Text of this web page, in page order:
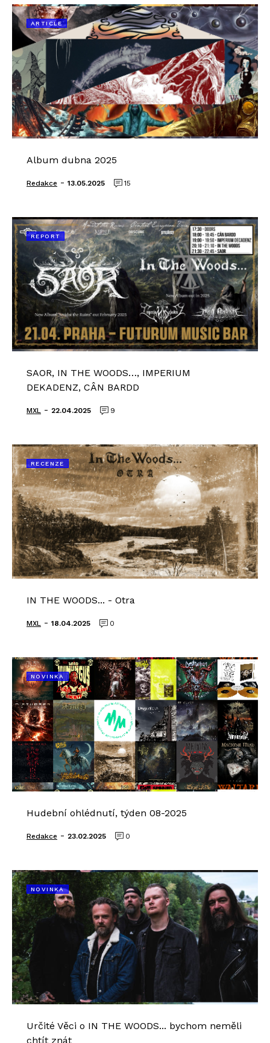
ARTICLE
Album dubna 2025
Redakce - 13.05.2025 15
REPORT
SAOR, IN THE WOODS…, IMPERIUM
DEKADENZ, CÂN BARDD
MXL - 22.04.2025 9
RECENZE
IN THE WOODS... - Otra
MXL - 18.04.2025 0
NOVINKA
Hudební ohlédnutí, týden 08-2025
Redakce - 23.02.2025 0
NOVINKA
Určité Věci o IN THE WOODS... bychom neměli
chtít znát